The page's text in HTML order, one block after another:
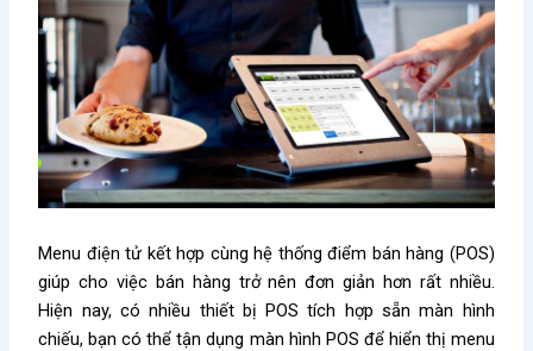
Menu điện tử kết hợp cùng hệ thống điểm bán hàng (POS)
giúp cho việc bán hàng trở nên đơn giản hơn rất nhiều.
Hiện nay, có nhiều thiết bị POS tích hợp sẵn màn hình
chiếu, bạn có thể tận dụng màn hình POS để hiển thị menu